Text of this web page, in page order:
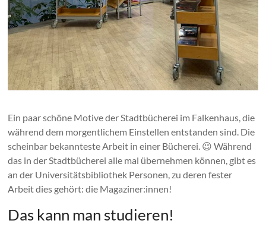
Ein paar schöne Motive der Stadtbücherei im Falkenhaus, die
während dem morgentlichem Einstellen entstanden sind. Die
scheinbar bekannteste Arbeit in einer Bücherei. 😉 Während
das in der Stadtbücherei alle mal übernehmen können, gibt es
an der Universitätsbibliothek Personen, zu deren fester
Arbeit dies gehört: die Magaziner:innen!
Das kann man studieren!